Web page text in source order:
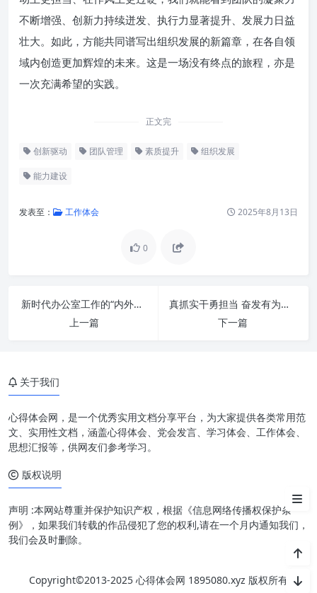
不断增强、创新力持续迸发、执行力显著提升、发展力日益
壮大。如此，方能共同谱写出组织发展的新篇章，在各自领
域内创造更加辉煌的未来。这是一场没有终点的旅程，亦是
一次充满希望的实践。
正文完
创新驱动 团队管理 素质提升 组织发展
能力建设
发表至： 工作体会 2025年8月13日
0
新时代办公室工作的“内外兼修”：苦修内功，精练外功，铸就卓越“三服务”
上一篇
真抓实干勇担当 奋发有为促发展：擎画时代新篇章的行动指南
下一篇
一、思想引领强：筑牢发展之
基，提升核心凝聚力
四、纪律作风强：优化整体效
能，厚植长远发展力
关于我们
心得体会网，是一个优秀实用文档分享平台，为大家提供各类常用范
文、实用性文档，涵盖心得体会、党会发言、学习体会、工作体会、
思想汇报等，供网友们参考学习。
版权说明
声明 :本网站尊重并保护知识产权，根据《信息网络传播权保护条
例》，如果我们转载的作品侵犯了您的权利,请在一个月内通知我们，
我们会及时删除。
Copyright©2013-2025 心得体会网 1895080.xyz 版权所有